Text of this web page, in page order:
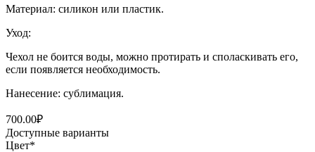
Материал: силикон или пластик.
Уход:
Чехол не боится воды, можно протирать и споласкивать его,
если появляется необходимость.
Нанесение: сублимация.
700.00₽
Доступные варианты
Цвет*